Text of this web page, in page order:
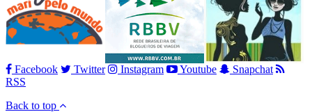
Facebook Twitter Instagram Youtube
Snapchat
RSS
Back to top